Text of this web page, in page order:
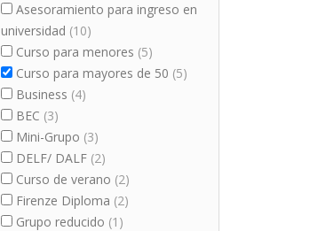
Asesoramiento para ingreso en
universidad (10)
Curso para menores (5)
Curso para mayores de 50 (5)
Business (4)
BEC (3)
Mini-Grupo (3)
DELF/ DALF (2)
Curso de verano (2)
Firenze Diploma (2)
Grupo reducido (1)